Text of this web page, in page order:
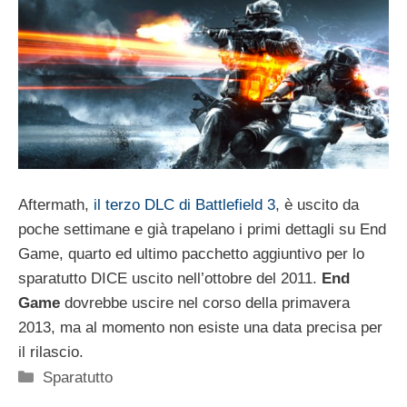
Aftermath, il terzo DLC di Battlefield 3, è uscito da
poche settimane e già trapelano i primi dettagli su End
Game, quarto ed ultimo pacchetto aggiuntivo per lo
sparatutto DICE uscito nell’ottobre del 2011. End
Game dovrebbe uscire nel corso della primavera
2013, ma al momento non esiste una data precisa per
il rilascio.
Categorie
Sparatutto